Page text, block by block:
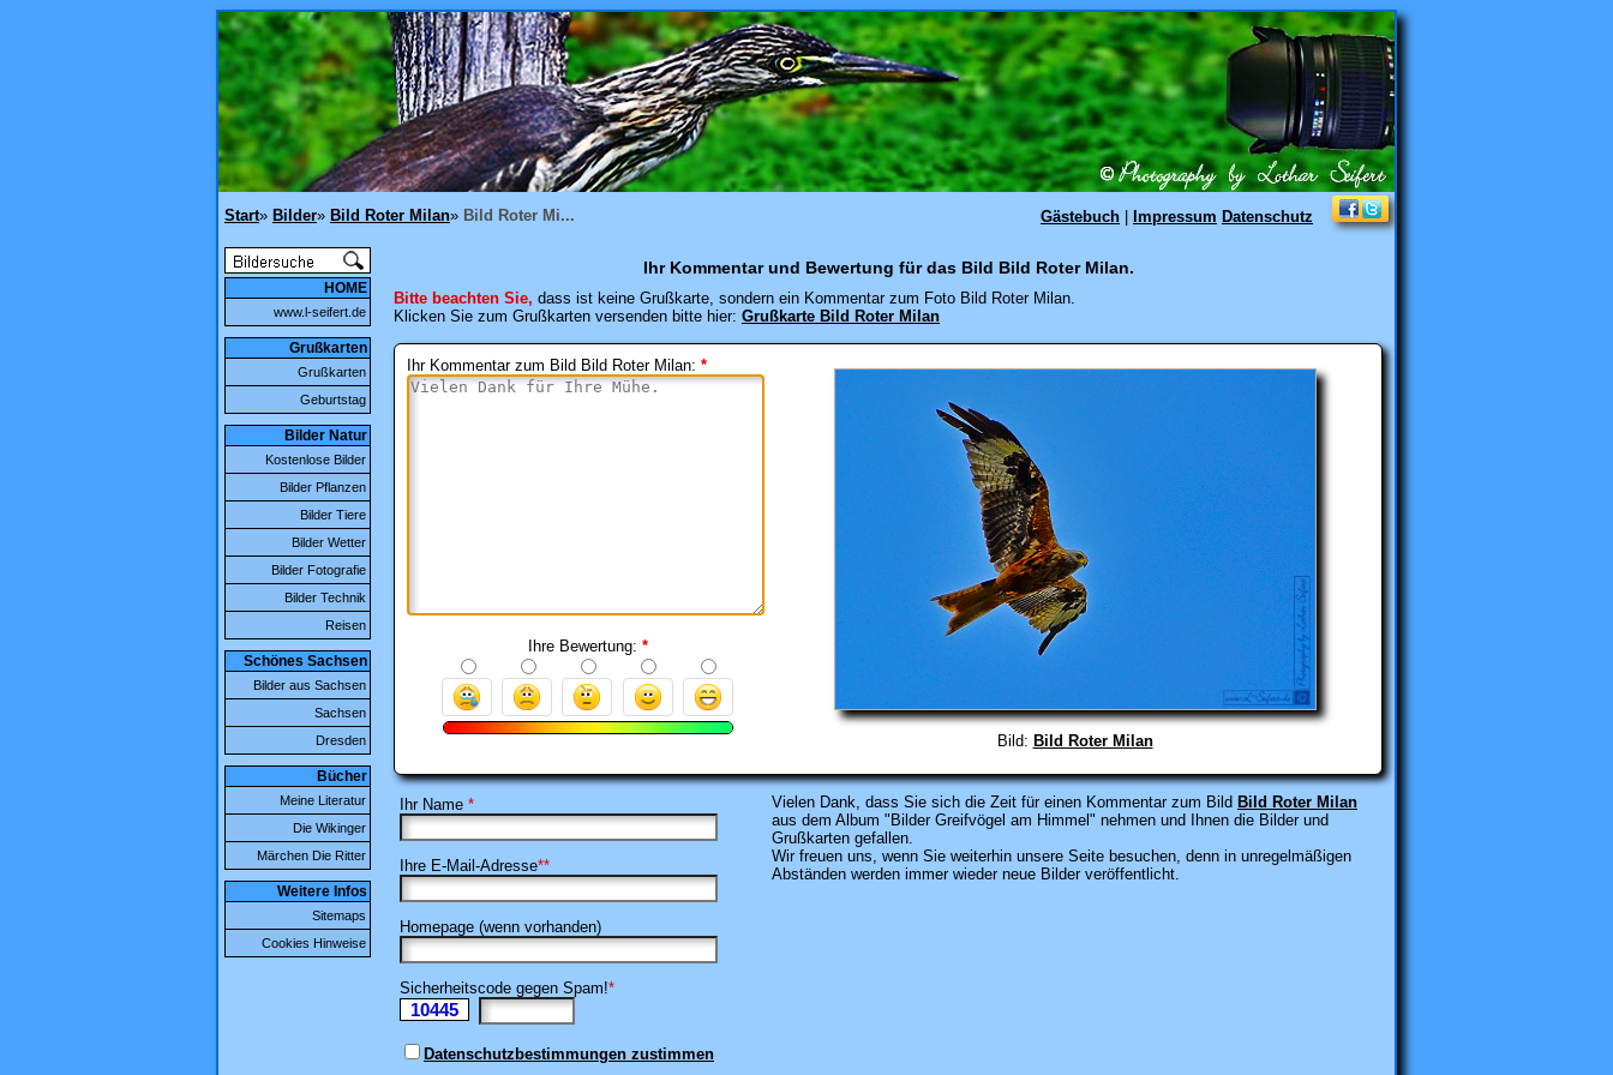
Gästebuch Impressum Datenschutz
Start» Bilder» Bild Roter Milan» Bild Roter Mi...
HOME
www.l-seifert.de
Grußkarten
Grußkarten
Geburtstag
Bilder Natur
Kostenlose Bilder
Bilder Pflanzen
Bilder Tiere
Bilder Wetter
Bilder Fotografie
Bilder Technik
Reisen
Schönes Sachsen
Bilder aus Sachsen
Sachsen
Dresden
Bücher
Meine Literatur
Die Wikinger
Märchen Die Ritter
Weitere Infos
Sitemaps
Cookies Hinweise
Ihr Kommentar und Bewertung für das Bild Bild Roter Milan.
Bitte beachten Sie, dass ist keine Grußkarte, sondern ein Kommentar zum Foto Bild Roter Milan.
Klicken Sie zum Grußkarten versenden bitte hier: Grußkarte Bild Roter Milan
Ihr Kommentar zum Bild Bild Roter Milan: *
Ihre Bewertung: *
Bild: Bild Roter Milan
Ihr Name *
Ihre E-Mail-Adresse**
Homepage (wenn vorhanden)
Sicherheitscode gegen Spam!*
10445
Datenschutzbestimmungen zustimmen
Vielen Dank, dass Sie sich die Zeit für einen Kommentar zum Bild Bild Roter Milan
aus dem Album "Bilder Greifvögel am Himmel" nehmen und Ihnen die Bilder und
Grußkarten gefallen.
Wir freuen uns, wenn Sie weiterhin unsere Seite besuchen, denn in unregelmäßigen
Abständen werden immer wieder neue Bilder veröffentlicht